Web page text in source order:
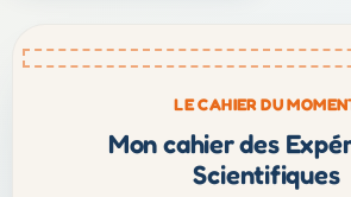
LE CAHIER DU
Mon cahier des
Scientifiques